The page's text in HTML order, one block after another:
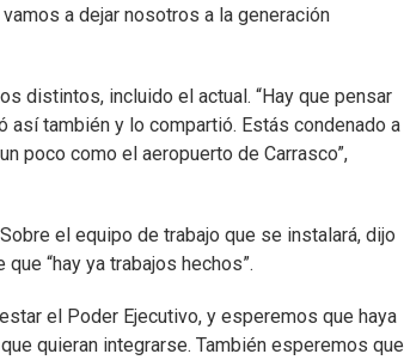
a dejar nosotros a la generación
distintos, incluido el actual. “Hay que pensar
también y lo compartió. Estás condenado a
poco como el aeropuerto de Carrasco”,
Sobre el equipo de trabajo que se instalará, dijo
“hay ya trabajos hechos”.
el Poder Ejecutivo, y esperemos que haya
quieran integrarse. También esperemos que